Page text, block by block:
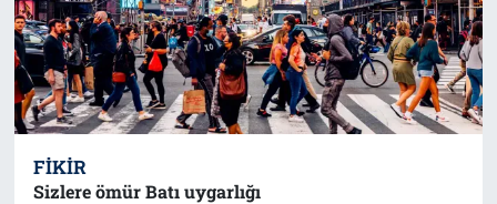
FIKIR
Sizlere ömür Batı uygarlığı